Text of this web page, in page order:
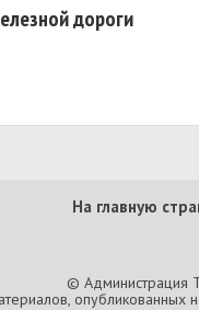
дороги
На главную
© Администрация
опубликованных